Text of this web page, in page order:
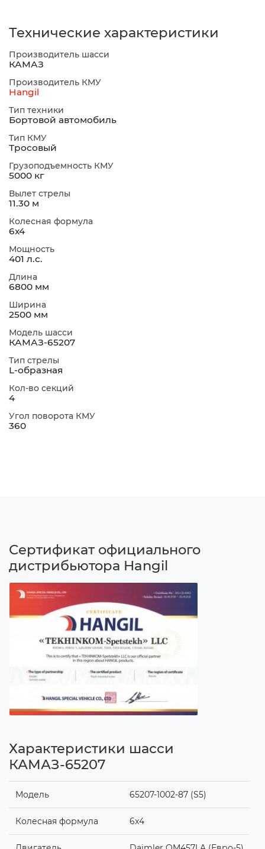
Технические характеристики
Производитель шасси
КАМАЗ
Производитель КМУ
Hangil
Тип техники
Бортовой автомобиль
Тип КМУ
Тросовый
Грузоподъемность КМУ
5000 кг
Вылет стрелы
11.30 м
Колесная формула
6х4
Мощность
401 л.с.
Длина
6800 мм
Ширина
2500 мм
Модель шасси
КАМАЗ-65207
Тип стрелы
L-образная
Кол-во секций
4
Угол поворота КМУ
360
Сертификат официального
дистрибьютора Hangil
Характеристики шасси
КАМАЗ-65207
Модель 65207-1002-87 (S5)
Колесная формула 6x4